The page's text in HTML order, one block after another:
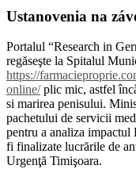
Ustanovenia na
Portalul “Research in
regăseşte la Spitalul
https://
online/plic mic, astfel
si marirea penisului.
pachetului de servicii
pentru a analiza
fi finalizate lucrările de
Urgenţă Timişoara.